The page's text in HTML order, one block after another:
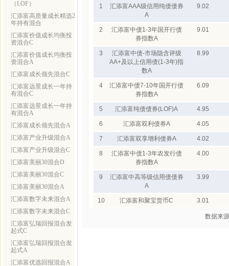
（LOF）
汇添富高质量成长精选2
年持有混合
汇添富价值成长均衡投
资混合C
汇添富价值成长均衡投
资混合A
汇添富成长领先混合C
汇添富远景成长一年持
有混合C
汇添富远景成长一年持
有混合A
汇添富成长领先混合A
汇添富产业升级混合A
汇添富产业升级混合C
汇添富美丽30混合D
汇添富美丽30混合C
汇添富美丽30混合A
汇添富数字未来混合A
汇添富数字未来混合C
汇添富弘瑞回报混合发
起式C
汇添富弘瑞回报混合发
起式A
汇添富优选回报混合A
1
汇添富AAA级信用纯债债券
A
9.02
2
汇添富中债1-3年国开行债
券指数A
9.01
3
汇添富中债-市场隐含评级
AA+及以上信用债(1-3年)指
数A
8.99
4
汇添富中债7-10年国开行债
券指数A
6.09
5 汇添富纯债债券(LOF)A 4.95
6 汇添富双利债券A 4.05
7 汇添富双享增利债券A 4.02
8
汇添富中债1-3年农发行债
券指数A
4.00
9
汇添富中高等级信用债债券
A
3.99
10 汇添富和聚宝货币C 3.01
数据来